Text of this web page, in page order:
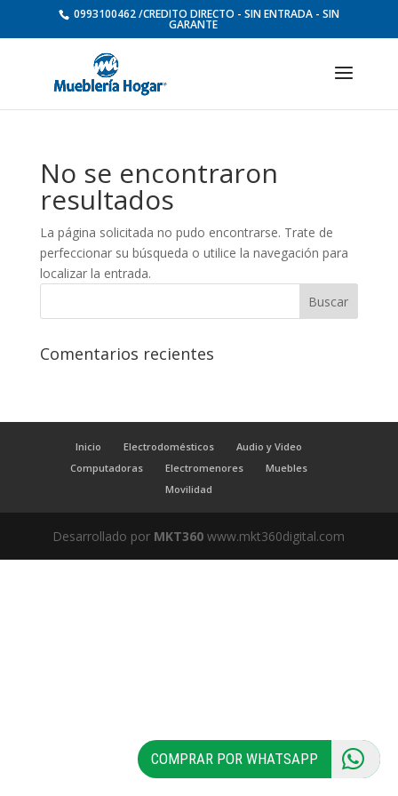
0993100462 /CREDITO DIRECTO - SIN ENTRADA - SIN
GARANTE
No se encontraron
resultados
La página solicitada no pudo encontrarse. Trate de
perfeccionar su búsqueda o utilice la navegación para
localizar la entrada.
Comentarios recientes
Inicio Electrodomésticos
Audio y Video
Computadoras
Electromenores
Muebles
Movilidad
Desarrollado por MKT360 www.mkt360digital.com
COMPRAR POR WHATSAPP